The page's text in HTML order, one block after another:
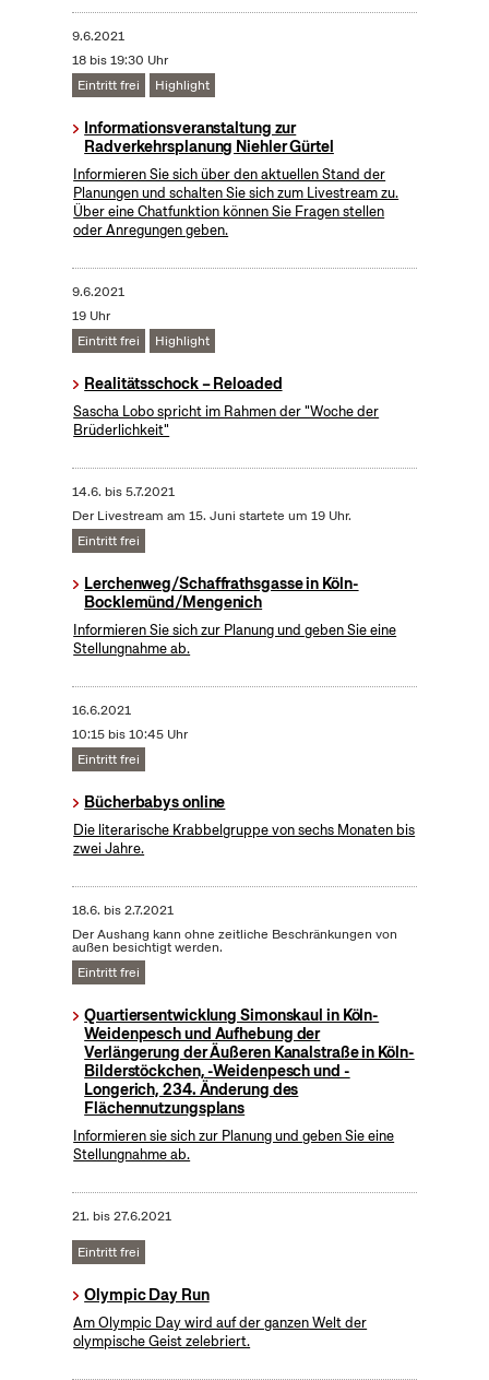
9.6.2021
18 bis 19:30 Uhr
Eintritt frei
Highlight
Informationsveranstaltung zur
Radverkehrsplanung Niehler Gürtel
Informieren Sie sich über den aktuellen Stand der
Planungen und schalten Sie sich zum Livestream zu.
Über eine Chatfunktion können Sie Fragen stellen
oder Anregungen geben.
9.6.2021
19 Uhr
Eintritt frei
Highlight
Realitätsschock – Reloaded
Sascha Lobo spricht im Rahmen der "Woche der
Brüderlichkeit"
14.6. bis5.7.2021
Der Livestream am 15. Juni startete um 19 Uhr.
Eintritt frei
Lerchenweg/Schaffrathsgasse in Köln-
Bocklemünd/Mengenich
Informieren Sie sich zur Planung und geben Sie eine
Stellungnahme ab.
16.6.2021
10:15 bis 10:45 Uhr
Eintritt frei
Bücherbabys online
Die literarische Krabbelgruppe von sechs Monaten bis
zwei Jahre.
18.6. bis2.7.2021
Der Aushang kann ohne zeitliche Beschränkungen von
außen besichtigt werden.
Eintritt frei
Quartiersentwicklung Simonskaul in Köln-
Weidenpesch und Aufhebung der
Verlängerung der Äußeren Kanalstraße in Köln-
Bilderstöckchen, -Weidenpesch und -
Longerich, 234. Änderung des
Flächennutzungsplans
Informieren sie sich zur Planung und geben Sie eine
Stellungnahme ab.
21. bis27.6.2021
Eintritt frei
Olympic Day Run
Am Olympic Day wird auf der ganzen Welt der
olympische Geist zelebriert.